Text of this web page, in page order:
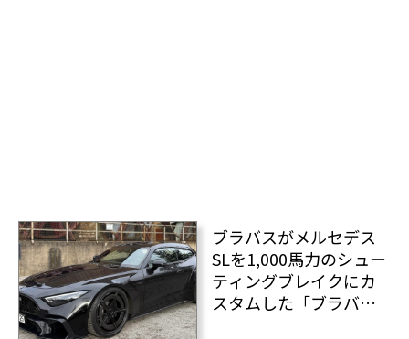
ブラバスがメルセデス
SLを1,000馬力のシュー
ティングブレイクにカ
スタムした「ブラバス